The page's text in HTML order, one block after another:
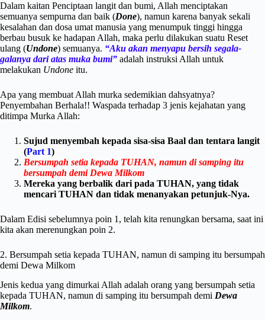
Dalam kaitan Penciptaan langit dan bumi, Allah menciptakan
semuanya sempurna dan baik (Done), namun karena banyak sekali
kesalahan dan dosa umat manusia yang menumpuk tinggi hingga
berbau busuk ke hadapan Allah, maka perlu dilakukan suatu Reset
ulang (Undone) semuanya. “Aku akan menyapu bersih segala-
galanya dari atas muka bumi” adalah instruksi Allah untuk
melakukan Undone itu.
Apa yang membuat Allah murka sedemikian dahsyatnya?
Penyembahan Berhala!! Waspada terhadap 3 jenis kejahatan yang
ditimpa Murka Allah:
Sujud menyembah kepada sisa-sisa Baal dan tentara langit
(Part 1)
Bersumpah setia kepada TUHAN, namun di samping itu
bersumpah demi Dewa Milkom
Mereka yang berbalik dari pada TUHAN, yang tidak
mencari TUHAN dan tidak menanyakan petunjuk-Nya.
Dalam Edisi sebelumnya poin 1, telah kita renungkan bersama, saat ini
kita akan merenungkan poin 2.
2. Bersumpah setia kepada TUHAN, namun di samping itu bersumpah
demi Dewa Milkom
Jenis kedua yang dimurkai Allah adalah orang yang bersumpah setia
kepada TUHAN, namun di samping itu bersumpah demi Dewa
Milkom.